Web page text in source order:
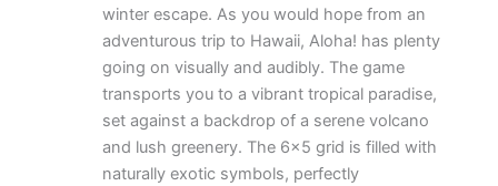
winter escape. As you would hope from an
adventurous trip to Hawaii, Aloha! has plenty
going on visually and audibly. The game
transports you to a vibrant tropical paradise,
set against a backdrop of a serene volcano
and lush greenery. The 6×5 grid is filled with
naturally exotic symbols, perfectly